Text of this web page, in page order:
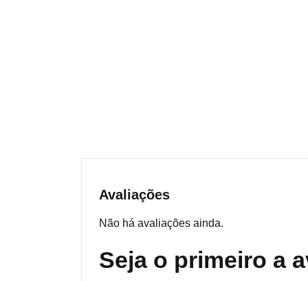
Avaliações
Não há avaliações ainda.
Seja o primeiro a